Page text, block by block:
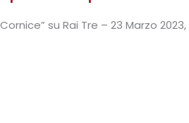
su Rai Tre – 23 Marzo